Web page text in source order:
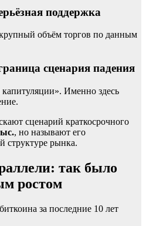
поддержка
объём торгов по данным
сценария падения
Именно здесь
сценарий краткосрочного
, но называют его
структуре рынка.
так было
ростом
за последние 10 лет